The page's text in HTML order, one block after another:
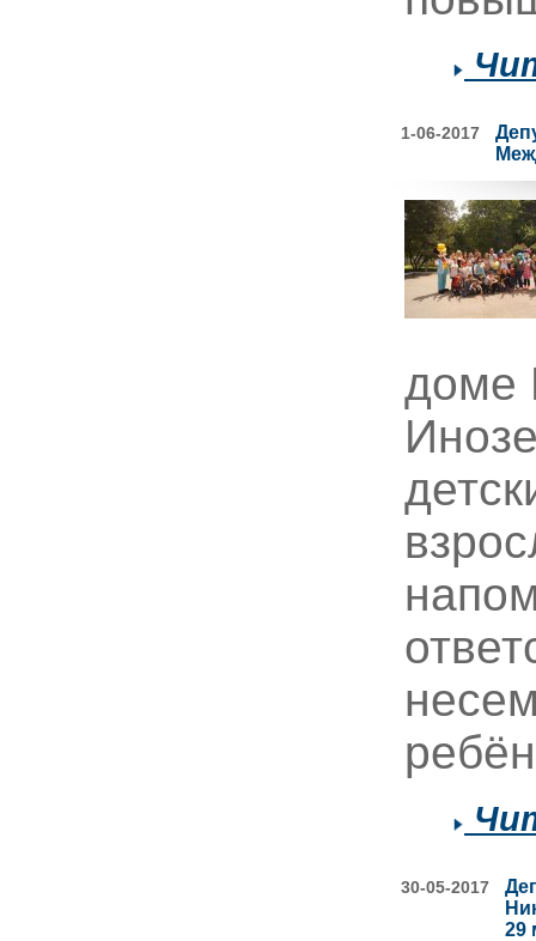
1-06-2017
доме
30-05-2017
29